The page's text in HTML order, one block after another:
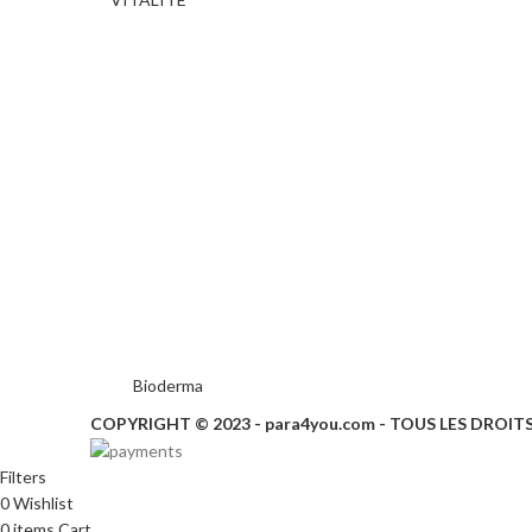
Bioderma
COPYRIGHT © 2023 - para4you.com - TOUS LES DROITS
Filters
0Wishlist